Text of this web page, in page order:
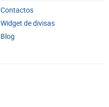
Contactos
Widget de divisas
Blog